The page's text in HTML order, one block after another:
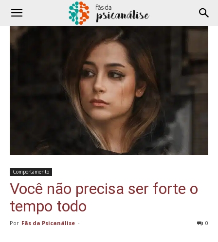
Comportamento
Você não precisa ser forte o
tempo todo
Por Fãs da Psicanálise - 0